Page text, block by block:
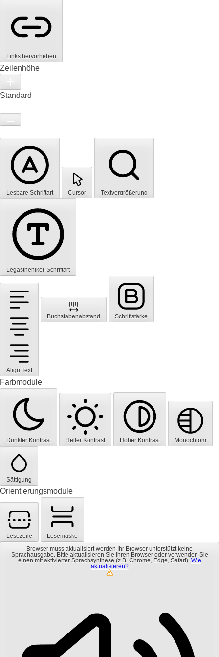
Links hervorheben
Zeilenhöhe
Standard
Lesbare Schriftart Cursor Textvergrößerung
Legastheniker-Schriftart
Align Text
Buchstabenabstand Schriftstärke
Farbmodule
Dunkler Kontrast Heller Kontrast Hoher Kontrast Monochrom
Sättigung
Orientierungsmodule
Lesezeile
Lesemaske
Browser muss aktualisiert werden
Ihr Browser unterstützt keine
Sprachausgabe. Bitte aktualisieren Sie Ihren Browser oder verwenden Sie
einen mit aktivierter Sprachsynthese (z.B. Chrome, Edge, Safari). Wie
aktualisieren?